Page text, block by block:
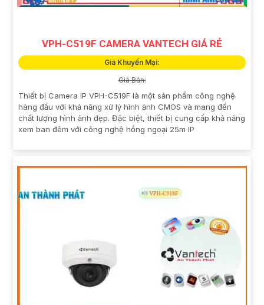
VPH-C519F CAMERA VANTECH GIÁ RẺ
Giá Khuyến Mại:
Giá Bán:
Thiết bị Camera IP VPH-C519F là một sản phẩm công nghệ
hàng đầu với khả năng xử lý hình ảnh CMOS và mang đến
chất lượng hình ảnh đẹp. Đặc biệt, thiết bị cung cấp khả năng
xem ban đêm với công nghệ hồng ngoại 25m IP